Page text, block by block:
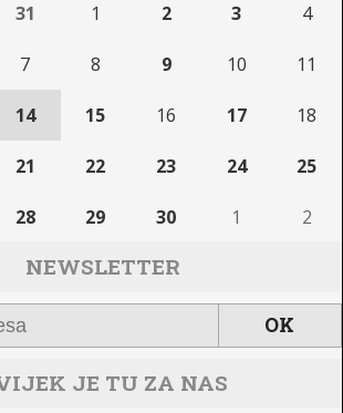
31 1 2 3 4
7 8 9 10 11
14 15 16 17 18
21 22 23 24 25
28 29 30 1 2
NEWSLETTER
JE TU ZA NAS